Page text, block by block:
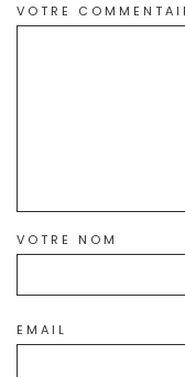
VOTRE
VOTRE NOM
EMAIL